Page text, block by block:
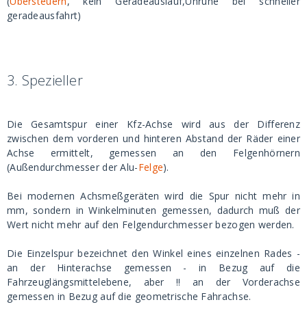
geradeausfahrt)
3. Spezieller
Die Gesamtspur einer Kfz-Achse wird aus der Differenz
zwischen dem vorderen und hinteren Abstand der Räder einer
Achse ermittelt, gemessen an den Felgenhörnern
(Außendurchmesser der Alu-Felge).
Bei modernen Achsmeßgeräten wird die Spur nicht mehr in
mm, sondern in Winkelminuten gemessen, dadurch muß der
Wert nicht mehr auf den Felgendurchmesser bezogen werden.
Die Einzelspur bezeichnet den Winkel eines einzelnen Rades -
an der Hinterachse gemessen - in Bezug auf die
Fahrzeuglängsmittelebene, aber !! an der Vorderachse
gemessen in Bezug auf die geometrische Fahrachse.